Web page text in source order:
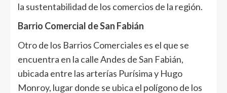
la sustentabilidad de los comercios de la región.
Barrio Comercial de San Fabián
Otro de los Barrios Comerciales es el que se
encuentra en la calle Andes de San Fabián,
ubicada entre las arterías Purísima y Hugo
Monroy, lugar donde se ubica el polígono de los